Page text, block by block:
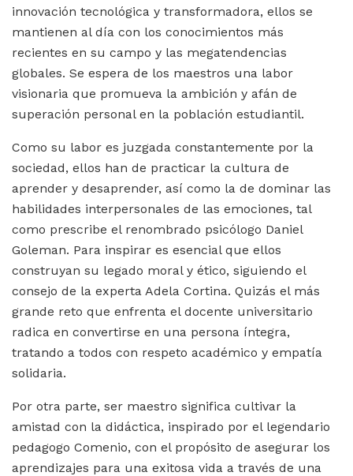
innovación tecnológica y transformadora, ellos se
mantienen al día con los conocimientos más
recientes en su campo y las megatendencias
globales. Se espera de los maestros una labor
visionaria que promueva la ambición y afán de
superación personal en la población estudiantil.
Como su labor es juzgada constantemente por la
sociedad, ellos han de practicar la cultura de
aprender y desaprender, así como la de dominar las
habilidades interpersonales de las emociones, tal
como prescribe el renombrado psicólogo Daniel
Goleman. Para inspirar es esencial que ellos
construyan su legado moral y ético, siguiendo el
consejo de la experta Adela Cortina. Quizás el más
grande reto que enfrenta el docente universitario
radica en convertirse en una persona íntegra,
tratando a todos con respeto académico y empatía
solidaria.
Por otra parte, ser maestro significa cultivar la
amistad con la didáctica, inspirado por el legendario
pedagogo Comenio, con el propósito de asegurar los
aprendizajes para una exitosa vida a través de una